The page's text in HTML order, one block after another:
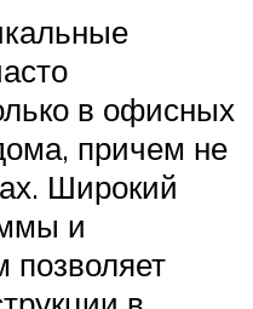
в офисных
причем не
Широкий
и
позволяет